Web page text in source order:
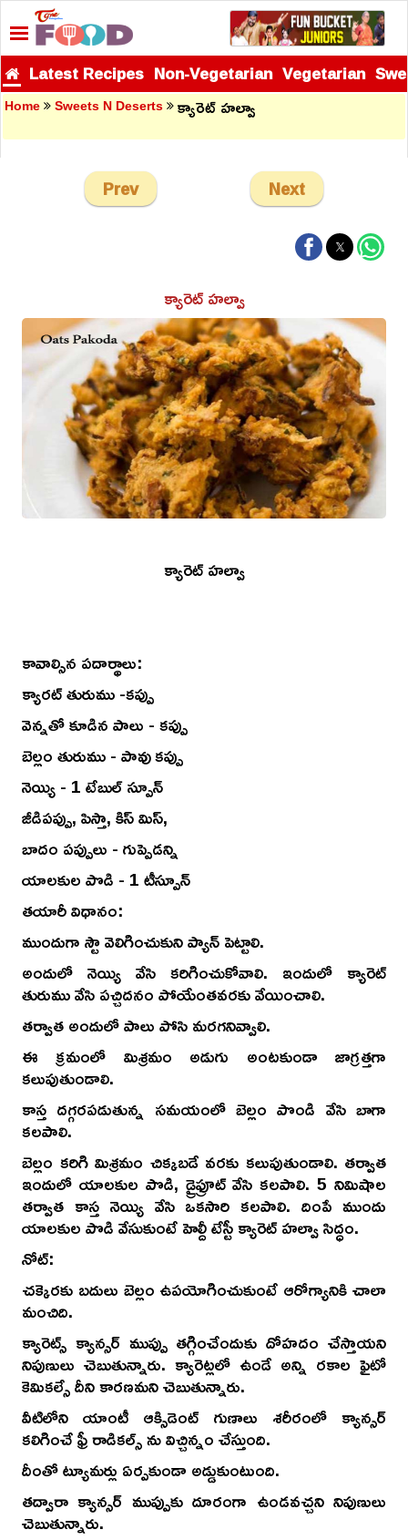
Latest Recipes Non-Vegetarian Vegetarian
Home Sweets N Deserts క్యారెట్ హల్వా
Prev Next
క్యారెట్ హల్వా
క్యారెట్ హల్వా
కావాల్సిన పదార్థాలు:
క్యారట్ తురుము -కప్పు
వెన్నతో కూడిన పాలు - కప్పు
బెల్లం తురుము - పావు కప్పు
నెయ్యి - 1 టేబుల్ స్పూన్
జీడిపప్పు, పిస్తా, కిస్ మిస్,
బాదం పప్పులు - గుప్పెడన్ని
యాలకుల పొడి - 1 టీస్పూన్
తయారీ విధానం:
ముందుగా స్టౌ వెలిగించుకుని ప్యాన్ పెట్టాలి.
అందులో నెయ్యి వేసి కరిగించుకోవాలి. ఇందులో క్యారెట్
తురుము వేసి పచ్చిదనం పోయేంతవరకు వేయించాలి.
తర్వాత అందులో పాలు పోసి మరగనివ్వాలి.
ఈ క్రమంలో మిశ్రమం అడుగు అంటకుండా జాగ్రత్తగా
కలుపుతుండాలి.
కాస్త దగ్గరపడుతున్న సమయంలో బెల్లం పొండి వేసి బాగా
కలపాలి.
బెల్లం కరిగి మిశ్రమం చిక్కబడే వరకు కలుపుతుండాలి. తర్వాత
ఇందులో యాలకుల పొడి, డ్రైఫ్రూట్ వేసి కలపాలి. 5 నిమిషాల
తర్వాత కాస్త నెయ్యి వేసి ఒకసారి కలపాలి. దింపే ముందు
యాలకుల పొడి వేసుకుంటే హెల్దీ టేస్టీ క్యారెట్ హల్వా సిద్ధం.
నోట్:
చక్కెరకు బదులు బెల్లం ఉపయోగించుకుంటే ఆరోగ్యానికి చాలా
మంచిది.
క్యారెట్స్ క్యాన్సర్ ముప్పు తగ్గించేందుకు దోహదం చేస్తాయని
నిపుణులు చెబుతున్నారు. క్యారెట్లలో ఉండే అన్ని రకాల ఫైటో
కెమికల్సే దీని కారణమని చెబుతున్నారు.
వీటిలోని యాంటీ ఆక్సిడెంట్ గుణాలు శరీరంలో క్యాన్సర్
కలిగించే ఫ్రీ రాడికల్స్ ను విచ్చిన్నం చేస్తుంది.
దీంతో ట్యూమర్లు ఏర్పకుండా అడ్డుకుంటుంది.
తద్వారా క్యాన్సర్ ముప్పుకు దూరంగా ఉండవచ్చని నిపుణులు
చెబుతున్నారు.